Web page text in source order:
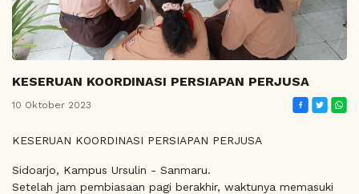
KESERUAN KOORDINASI PERSIAPAN PERJUSA
10 Oktober 2023
KESERUAN KOORDINASI PERSIAPAN PERJUSA
Sidoarjo, Kampus Ursulin - Sanmaru.
Setelah jam pembiasaan pagi berakhir, waktunya memasuki